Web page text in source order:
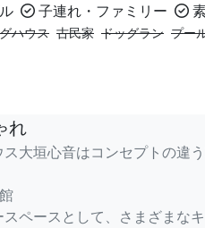
子連れ・ファミリー
ハウス 古民家 ドッグラン プー
れ
大垣心音はコンセプトの違
ペースとして、さまざまな